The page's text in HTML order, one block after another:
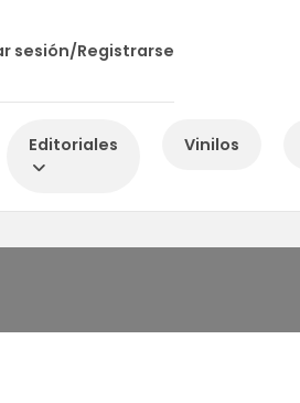
sesión/Registrarse
Editoriales Vinilos